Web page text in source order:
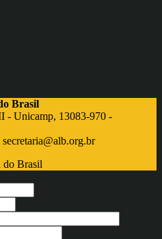
Brasil
- Unicamp, 13083-970 -
secretaria@alb.org.br